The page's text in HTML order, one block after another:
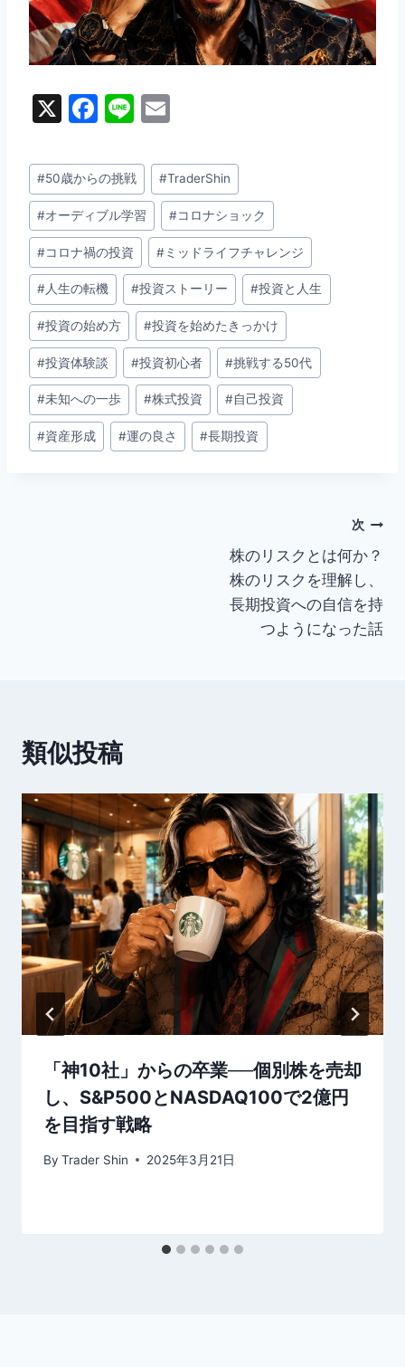
X
F
c
e
b
o
o
k
Li
e
ai
l
投
稿
タ
グ:
#50歳からの挑戦 #TraderShin
#オーディブル学習 #コロナショック
#コロナ禍の投資 #ミッドライフチャレンジ
#人生の転機 #投資ストーリー #投資と人生
#投資の始め方 #投資を始めたきっかけ
#投資体験談 #投資初心者 #挑戦する50代
#未知への一歩 #株式投資 #自己投資
#資産形成 #運の良さ #長期投資
シ
ョ
ン
次
株のリスクとは何か？
株のリスクを理解し、
長期投資への自信を持
つようになった話
類似投稿
「神10社」からの卒業──個別株を売却
し、S&P500とNASDAQ100で2億円
を目指す戦略
By Trader Shin 2025年3月21日